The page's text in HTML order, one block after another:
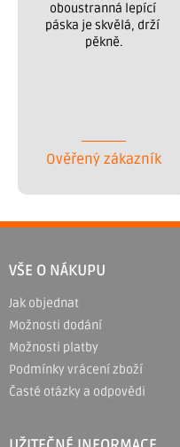
oboustranná lepící
páska je skvělá, drží
pěkně.
Ověřený zákazník
á
a
VŠE O NÁKUPU
Jak objednat
Možnosti dodání
Možnosti platby
Podmínky vrácení zboží
Časté otázky a odpovědi